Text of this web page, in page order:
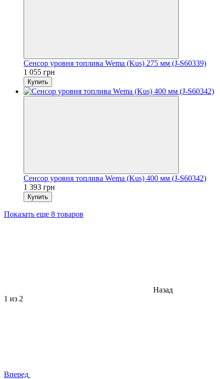
Сенсор уровня топлива Wema (Kus) 275 мм (J-S60339)
1 055 грн
Купить
Сенсор уровня топлива Wema (Kus) 400 мм (J-S60342)
1 393 грн
Купить
Показать еще 8 товаров
Назад
1 из 2
Вперед